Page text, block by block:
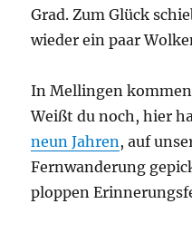
Grad. Zum Glück
wieder ein paar
In Mellingen
Weißt du noch, hier
neun Jahren, auf
Fernwanderung
ploppen